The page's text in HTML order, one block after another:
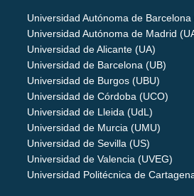
Universidad Autónoma de Barcelona
Universidad Autónoma de Madrid
Universidad de Alicante (UA)
Universidad de Barcelona (UB)
Universidad de Burgos (UBU)
Universidad de Córdoba (UCO)
Universidad de Lleida (UdL)
Universidad de Murcia (UMU)
Universidad de Sevilla (US)
Universidad de Valencia (UVEG)
Universidad Politécnica de